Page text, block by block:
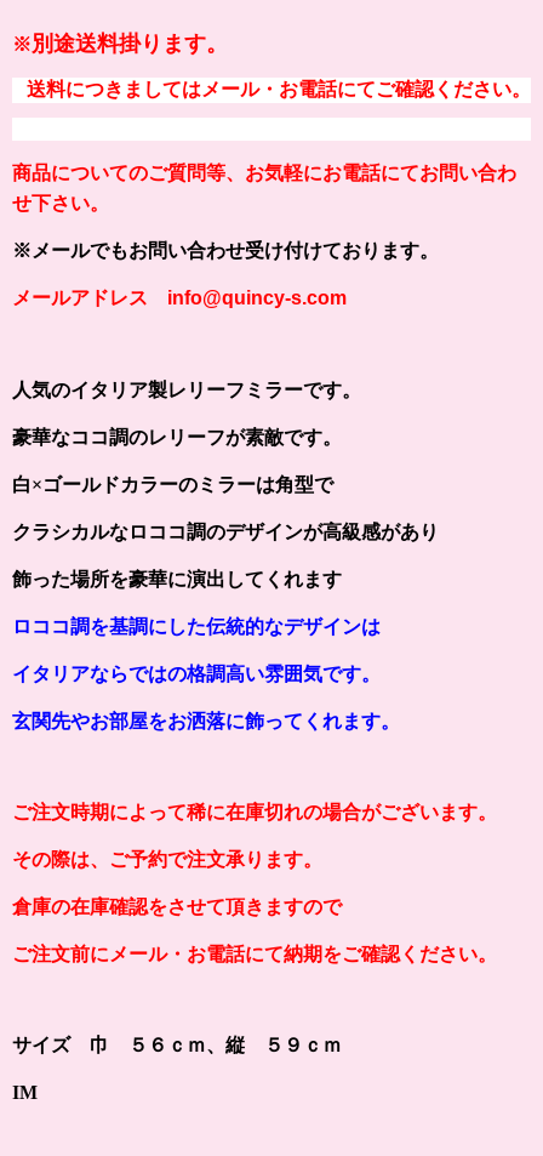
※別途送料掛ります。
送料につきましてはメール・お電話にてご確認ください。
商品についてのご質問等、お気軽にお電話にてお問い合わ
せ下さい。
※メールでもお問い合わせ受け付けております。
メールアドレス info@quincy-s.com
人気のイタリア製レリーフミラーです。
豪華なココ調のレリーフが素敵です。
白×ゴールドカラーのミラーは角型で
クラシカルなロココ調のデザインが高級感があり
飾った場所を豪華に演出してくれます
ロココ調を基調にした伝統的なデザインは
イタリアならではの格調高い雰囲気です。
玄関先やお部屋をお洒落に飾ってくれます。
ご注文時期によって稀に在庫切れの場合がございます。
その際は、ご予約で注文承ります。
倉庫の在庫確認をさせて頂きますので
ご注文前にメール・お電話にて納期をご確認ください。
サイズ 巾 ５６ｃｍ、縦 ５９ｃｍ
IM